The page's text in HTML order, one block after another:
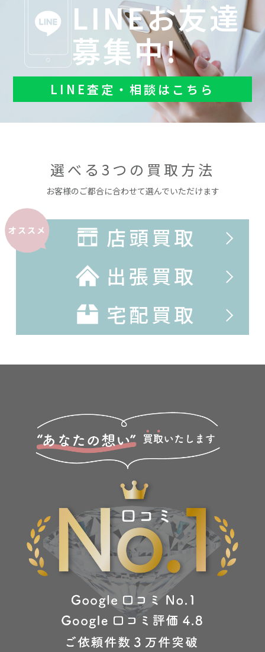
LINEお友達
募集中!
LINE査定・相談はこちら
選べる3つの買取方法
お客様のご都合に合わせて選んでいただけます
オススメ
店頭買取
出張買取
宅配買取